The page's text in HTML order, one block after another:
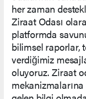
her zaman
Ziraat Odası
platformda
bilimsel raporlar,
verdiğimiz
oluyoruz. Ziraat